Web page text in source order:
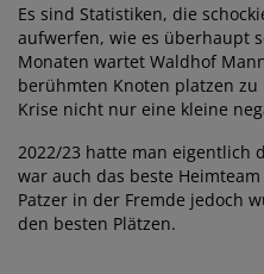
Es sind Statistiken, die
aufwerfen, wie es überhaupt
Monaten wartet Waldhof
berühmten Knoten platzen
Krise nicht nur eine kleine
2022/23 hatte man eigentlich
war auch das beste
Patzer in der Fremde jedoch
den besten Plätzen.